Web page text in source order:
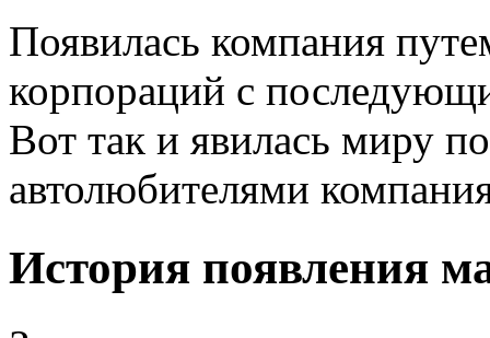
Появилась компания
корпораций с
Вот так и явилась миру
автолюбителями
История появления